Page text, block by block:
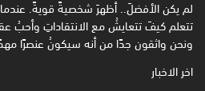
لم يكن الأفضلَ.. أظهرَ شخصيةً قويةً.
تتعلم كيفَ تتعايشُ مع الانتقاداتِ وأحبُ
ونحن واثقون جدًا من أنه سيكونُ عنصرًا
اخر الاخبار